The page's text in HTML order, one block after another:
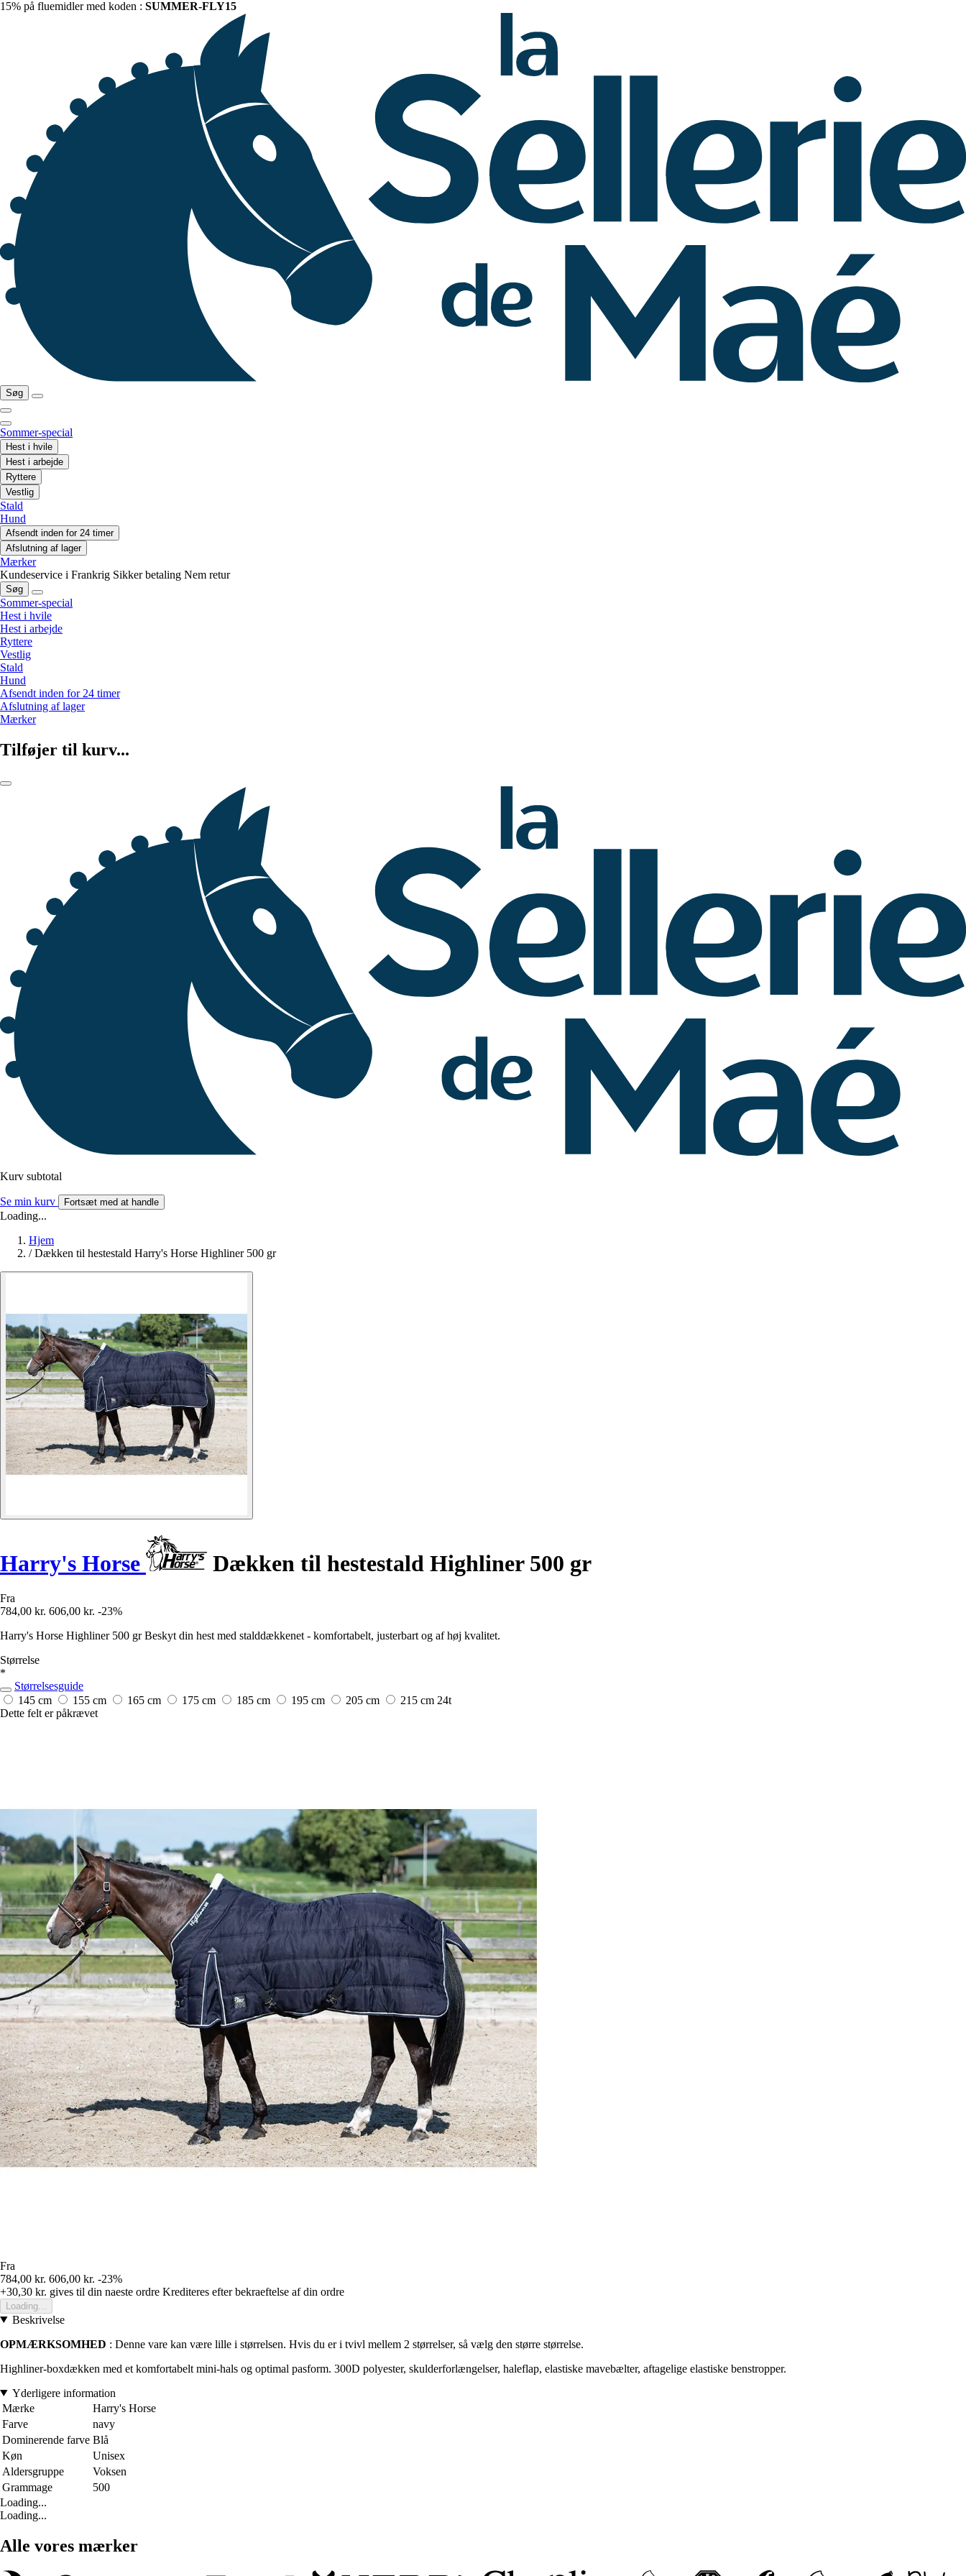
15% på fluemidler med koden : SUMMER-FLY15
Søg
Sommer-special
Hest i hvile
Hest i arbejde
Ryttere
Vestlig
Stald
Hund
Afsendt inden for 24 timer
Afslutning af lager
Mærker
Kundeservice i Frankrig Sikker betaling Nem retur
Søg
Sommer-special
Hest i hvile
Hest i arbejde
Ryttere
Vestlig
Stald
Hund
Afsendt inden for 24 timer
Afslutning af lager
Mærker
Tilføjer til kurv...
Kurv subtotal
Se min kurv Fortsæt med at handle
Loading...
Hjem
/ Dækken til hestestald Harry's Horse Highliner 500 gr
Harry's Horse Dækken til hestestald Highliner 500 gr
Fra
784,00 kr. 606,00 kr. -23%
Harry's Horse Highliner 500 gr Beskyt din hest med stalddækkenet - komfortabelt, justerbart og af høj kvalitet.
Størrelse
*
Størrelsesguide
145 cm
155 cm 165 cm 175 cm 185 cm 195 cm 205 cm 215 cm 24t
Dette felt er påkrævet
Fra
784,00 kr. 606,00 kr. -23%
+30,30 kr. gives til din naeste ordre Krediteres efter bekraeftelse af din ordre
Loading...
Beskrivelse
OPMÆRKSOMHED : Denne vare kan være lille i størrelsen. Hvis du er i tvivl mellem 2 størrelser, så vælg den større størrelse.
Highliner-boxdækken med et komfortabelt mini-hals og optimal pasform. 300D polyester, skulderforlængelser, haleflap, elastiske mavebælter, aftagelige elastiske benstropper.
Yderligere information
Mærke
Harry's Horse
Farve
navy
Dominerende farve Blå
Køn
Unisex
Aldersgruppe
Voksen
Grammage
500
Loading...
Loading...
Alle vores mærker